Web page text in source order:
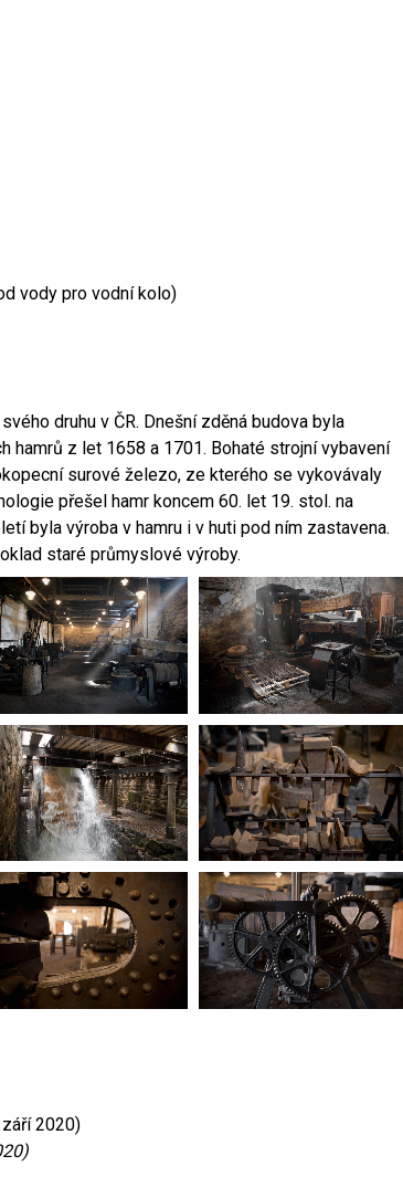
vody pro vodní kolo)
druhu v ČR. Dnešní zděná budova byla
hamrů z let 1658 a 1701. Bohaté strojní vybavení
surové železo, ze kterého se vykovávaly
přešel hamr koncem 60. let 19. stol. na
byla výroba v hamru i v huti pod ním zastavena.
staré průmyslové výroby.
2020)